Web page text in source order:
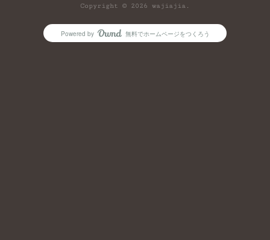
Copyright © 2026 wajiajia .
Powered by AmebaOwnd
無料でホームページをつくろう